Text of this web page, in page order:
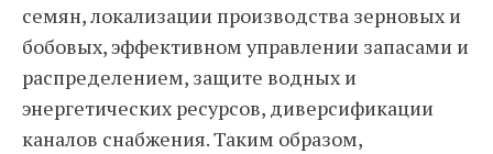
семян, локализации производства зерновых и
бобовых, эффективном управлении запасами и
распределением, защите водных и
энергетических ресурсов, диверсификации
каналов снабжения. Таким образом,